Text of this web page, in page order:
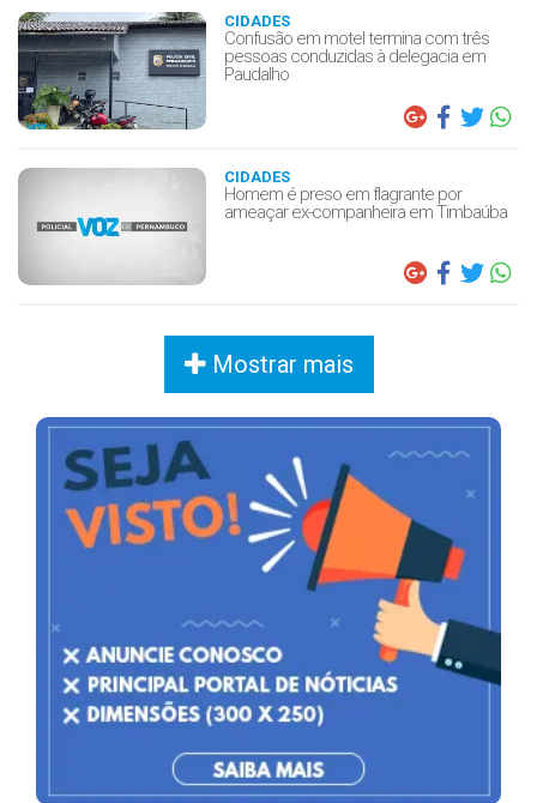
CIDADES
Confusão em motel termina com três
pessoas conduzidas à delegacia em
Paudalho
CIDADES
Homem é preso em flagrante por
ameaçar ex-companheira em Timbaúba
Mostrar mais